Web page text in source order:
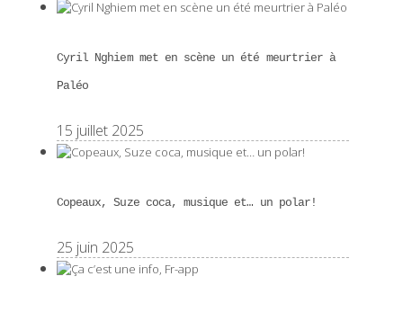
Cyril Nghiem met en scène un été meurtrier à
Paléo
15 juillet 2025
Copeaux, Suze coca, musique et… un polar!
25 juin 2025